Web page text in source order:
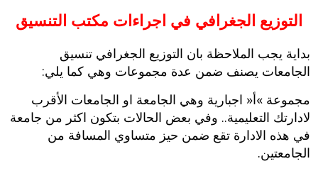
التوزيع الجغرافي في اجراءات مكتب التنسيق
بداية يجب الملاحظة بان التوزيع الجغرافي تنسيق
الجامعات يصنف ضمن عدة مجموعات وهي كما يلي:
مجموعة‮ »‬أ‮« ‬اجبارية وهي الجامعة‮ ‬او الجامعات الأقرب
لادارتك التعليمية‮.. ‬وفي بعض الحالات بتكون اكثر من جامعة
في هذه الادارة تقع ضمن حيز متساوي المسافة من
الجامعتين‮.‬